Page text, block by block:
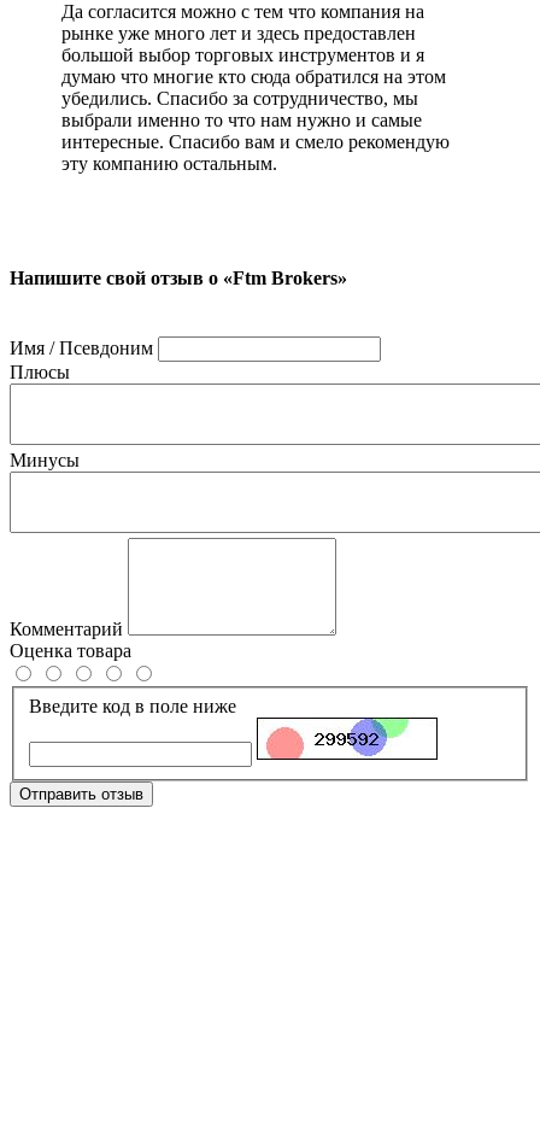
Да согласится можно с тем что компания на
рынке уже много лет и здесь предоставлен
большой выбор торговых инструментов и я
думаю что многие кто сюда обратился на этом
убедились. Спасибо за сотрудничество, мы
выбрали именно то что нам нужно и самые
интересные. Спасибо вам и смело рекомендую
эту компанию остальным.
Напишите свой отзыв о «Ftm Brokers»
Имя / Псевдоним
Плюсы
Минусы
Комментарий
Оценка товара
Введите код в поле ниже
Отправить отзыв